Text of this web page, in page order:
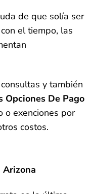
de que solía ser
el tiempo, las
y también
Opciones De Pago
o exenciones por
costos.
Arizona